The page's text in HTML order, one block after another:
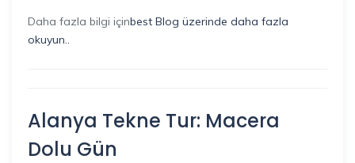
Daha fazla bilgi içinbest Blog üzerinde daha fazla
okuyun..
Alanya Tekne Tur: Macera
Dolu Gün